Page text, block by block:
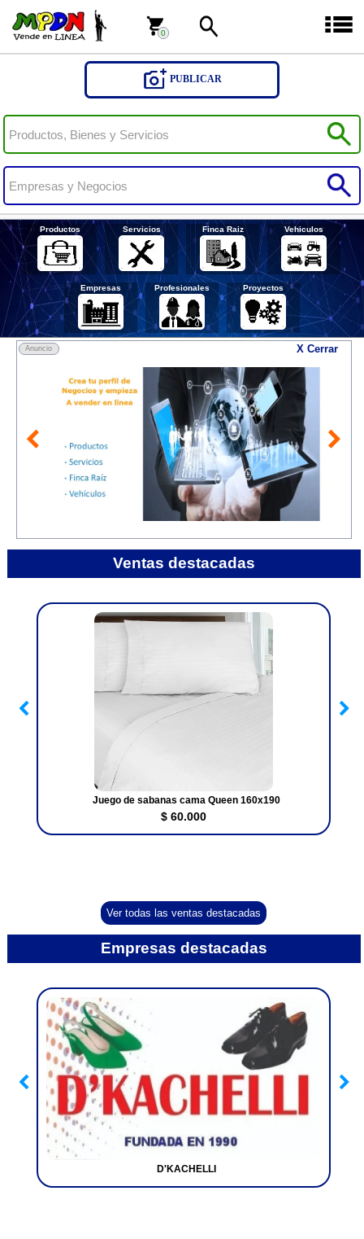
0
PUBLICAR
0
Productos Servicios Finca Raiz Vehiculos
Empresas Profesionales Proyectos
Anuncio X Cerrar
Ventas destacadas
Juego de sabanas cama Queen 160x190
$ 60.000
Ver todas las ventas destacadas
Empresas destacadas
D'KACHELLI